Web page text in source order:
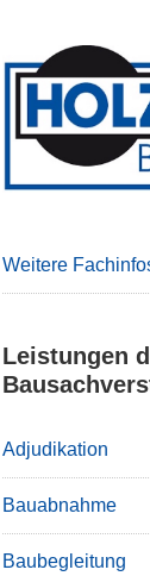
Primary
Sidebar
Weitere
Leistungen
Adjudikation
Bauabnahme
Baubegleitung